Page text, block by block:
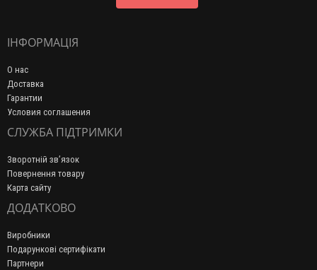
ІНФОРМАЦІЯ
О нас
Доставка
Гарантии
Условия соглашения
СЛУЖБА ПІДТРИМКИ
Зворотній зв’язок
Повернення товару
Карта сайту
ДОДАТКОВО
Виробники
Подарункові сертифікати
Партнери